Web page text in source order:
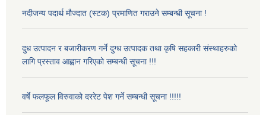
नदीजन्य पदार्थ मौज्दात (स्टक) प्रमाणित गराउने सम्बन्धी सूचना !
दुध उत्पादन र बजारीकरण गर्ने दुग्ध उत्पादक तथा कृषि सहकारी संस्थाहरुको
लागि प्रस्ताव आह्वान गरिएको सम्बन्धी सूचना !!!
वर्षे फलफूल विरुवाको दररेट पेश गर्ने सम्बन्धी सूचना !!!!!